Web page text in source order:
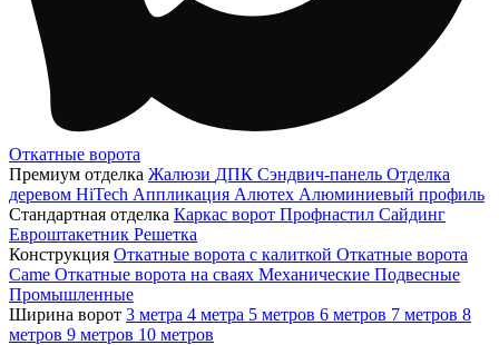
Откатные ворота
Премиум отделка Жалюзи ДПК Сэндвич-панель Отделка
деревом HiTech Аппликация Алютех Алюминиевый профиль
Стандартная отделка Каркас ворот Профнастил Сайдинг
Евроштакетник Решетка
Конструкция Откатные ворота с калиткой Откатные ворота
Came Откатные ворота на сваях Механические Подвесные
Промышленные
Ширина ворот 3 метра 4 метра 5 метров 6 метров 7 метров 8
метров 9 метров 10 метров